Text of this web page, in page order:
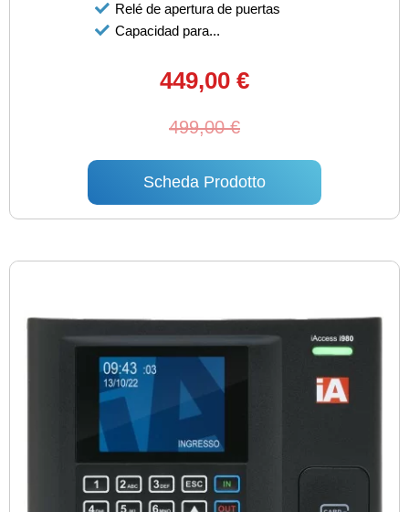
Relé de apertura de puertas
Capacidad para...
449,00 €
499,00 €
Scheda Prodotto